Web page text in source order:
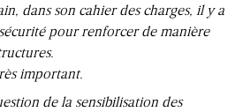
dans son cahier des charges, il y a
pour renforcer de manière
important.
de la sensibilisation des